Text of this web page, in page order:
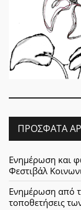
ΠΡΌΣΦΑΤΑ
Ενημέρωση και
Φεστιβάλ
Ενημέρωση από
τοποθετήσεις